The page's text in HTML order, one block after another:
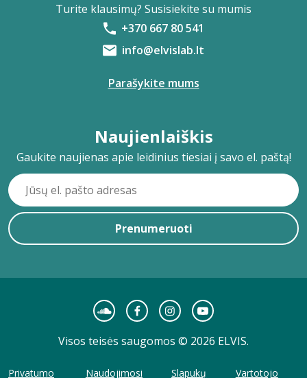
Turite klausimų? Susisiekite su mumis
+370 667 80 541
info@elvislab.lt
Parašykite mums
Naujienlaiškis
Gaukite naujienas apie leidinius tiesiai į savo el. paštą!
Prenumeruoti
Visos teisės saugomos © 2026 ELVIS.
Privatumo Naudojimosi Slapukų Vartotojo